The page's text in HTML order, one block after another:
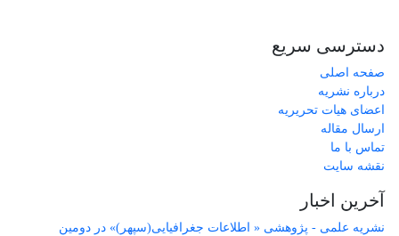
دسترسی سریع
صفحه اصلی
درباره نشریه
اعضای هیات تحریریه
ارسال مقاله
تماس با ما
نقشه سایت
آخرین اخبار
نشریه علمی - پژوهشی « اطلاعات جغرافیایی(سپهر)» در دومین